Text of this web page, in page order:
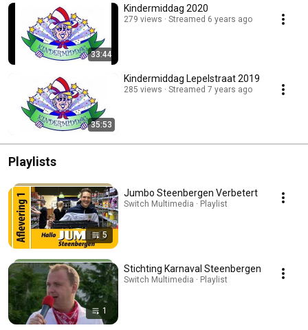
33:44
Kindermiddag 2020
279 views Streamed 6 years ago
35:53
Kindermiddag Lepelstraat 2019
285 views Streamed 7 years ago
Playlists
5
Jumbo Steenbergen Verbetert
Switch Multimedia · Playlist
1
Stichting Karnaval Steenbergen
Switch Multimedia · Playlist